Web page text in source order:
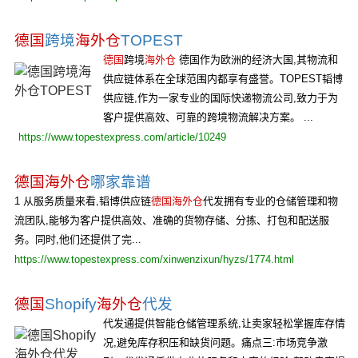
德国跨境海外仓TOPEST
德国 跨境海外仓德国作为欧洲的经济大国,其物流和
供应链体系在全球范围内都享有盛誉。TOPEST韬博
供应链,作为一家专业的国际快递物流公司,致力于为
客户提供高效、可靠的跨境物流解决方案。 ...
https://www.topestexpress.com/article/10249
德国海外仓哪家靠谱
1 从服务质量来看,韬博供应链德国海外仓代发拥有专业的仓储管理和物
流团队,能够为客户提供高效、准确的货物存储、分拣、打包和配送服
务。同时,他们还提供了完...
https://www.topestexpress.com/xinwenzixun/hyzs/1774.html
德国Shopify海外仓代发
代发通提供智能仓储管理系统,让卖家轻松掌握库存情
况,避免库存积压和缺货问题。痛点三:市场竞争激